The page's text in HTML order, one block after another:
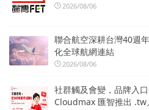
2026/08/06
聯合航空深耕台灣40週
化全球航網連結
2026/08/06
社群觸及會變，品牌入
Cloudmax 匯智推出 .tw